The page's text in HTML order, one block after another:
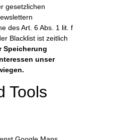
gesetzlichen
des Art. 6 Abs. 1 lit. f
Blacklist ist zeitlich
Speicherung
unser
Tools